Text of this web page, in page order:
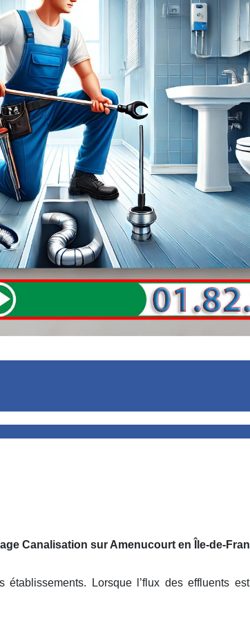
Canalisation sur Amenucourt en Île-de-
Lorsque l’flux des effluents